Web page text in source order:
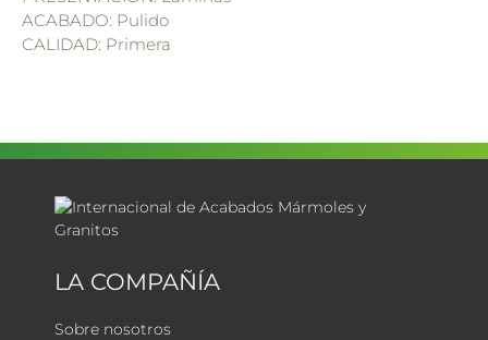
ACABADO: Pulido
CALIDAD: Primera
LA COMPAÑÍA
Sobre nosotros